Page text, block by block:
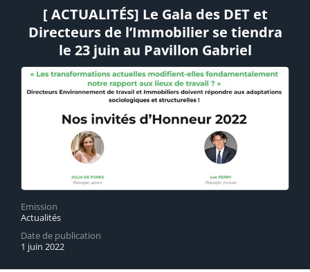
[ ACTUALITÉS] Le Gala des DET et
Directeurs de l’Immobilier se tiendra
le 23 juin au Pavillon Gabriel
Emission
Actualités
Date de publication
1 juin 2022